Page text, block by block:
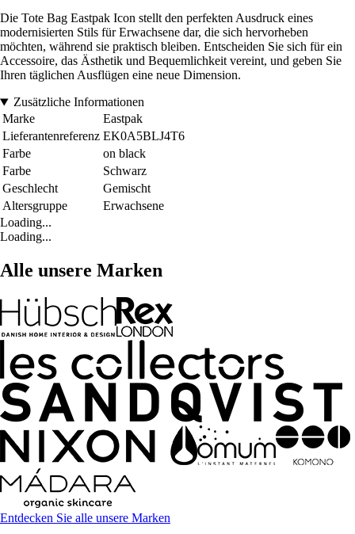
Die Tote Bag Eastpak Icon stellt den perfekten Ausdruck eines
modernisierten Stils für Erwachsene dar, die sich hervorheben
möchten, während sie praktisch bleiben. Entscheiden Sie sich für ein
Accessoire, das Ästhetik und Bequemlichkeit vereint, und geben Sie
Ihren täglichen Ausflügen eine neue Dimension.
Zusätzliche Informationen
Marke
Eastpak
Lieferantenreferenz EK0A5BLJ4T6
Farbe
on black
Farbe
Schwarz
Geschlecht
Gemischt
Altersgruppe
Erwachsene
Loading...
Loading...
Alle unsere Marken
Entdecken Sie alle unsere Marken